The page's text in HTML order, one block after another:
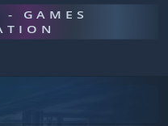
- GAMES